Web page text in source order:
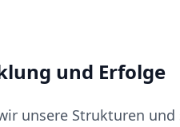
und Erfolge
unsere Strukturen